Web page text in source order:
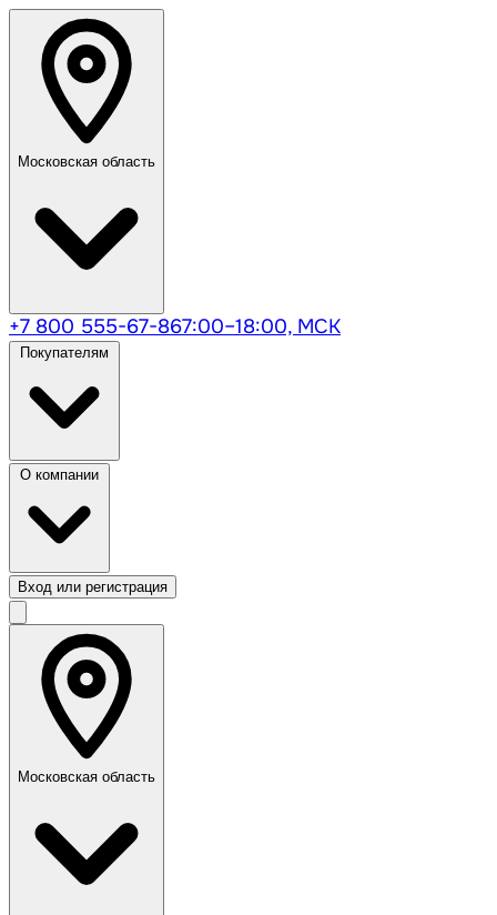
Московская область
+7 800 555-67-867:00–18:00, МСК
Вход или регистрация
Московская область